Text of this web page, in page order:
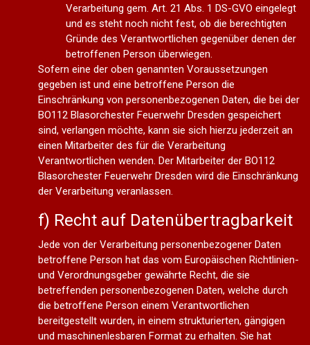
Verarbeitung gem. Art. 21 Abs. 1 DS-GVO eingelegt
und es steht noch nicht fest, ob die berechtigten
Gründe des Verantwortlichen gegenüber denen der
betroffenen Person überwiegen.
Sofern eine der oben genannten Voraussetzungen
gegeben ist und eine betroffene Person die
Einschränkung von personenbezogenen Daten, die bei der
BO112 Blasorchester Feuerwehr Dresden gespeichert
sind, verlangen möchte, kann sie sich hierzu jederzeit an
einen Mitarbeiter des für die Verarbeitung
Verantwortlichen wenden. Der Mitarbeiter der BO112
Blasorchester Feuerwehr Dresden wird die Einschränkung
der Verarbeitung veranlassen.
f) Recht auf Datenübertragbarkeit
Jede von der Verarbeitung personenbezogener Daten
betroffene Person hat das vom Europäischen Richtlinien-
und Verordnungsgeber gewährte Recht, die sie
betreffenden personenbezogenen Daten, welche durch
die betroffene Person einem Verantwortlichen
bereitgestellt wurden, in einem strukturierten, gängigen
und maschinenlesbaren Format zu erhalten. Sie hat